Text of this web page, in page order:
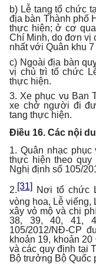
b) Lễ tang tổ chức
địa bàn Thành phố
thực hiện; ở cơ
Chí Minh, do đơn vị
nhất với Quân khu
c) Ngoài địa bàn
vị chủ trì tổ chức
thực hiện.
3. Xe phục vụ Ban
xe chở người đi
tang thực hiện.
Điều 16. Các nội
1. Quân nhạc
thực hiện theo
Nghị định số 105/
2.[31]
Nơi tổ chức
vòng hoa, Lễ viếng,
xây vỏ mộ và chi
38, 39, 40, 41,
105/2012/NĐ-CP
khoản 19, khoản
và các quy định tại
Bộ trưởng Bộ Quốc